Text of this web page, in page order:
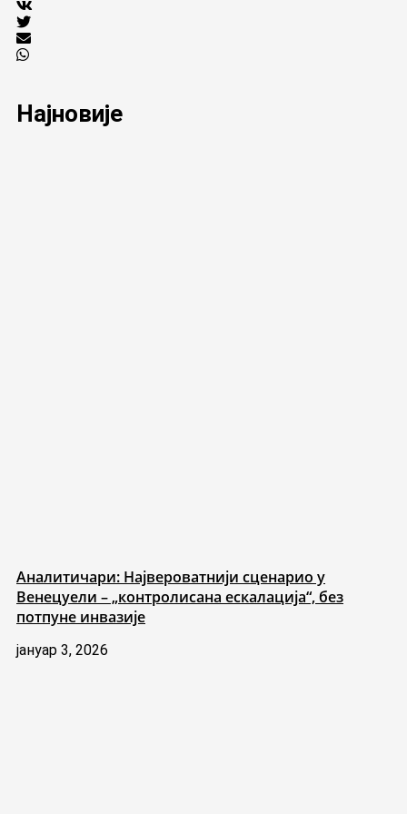
Најновије
Аналитичари: Највероватнији сценарио у
Венецуели – „контролисана ескалација“, без
потпуне инвазије
јануар 3, 2026